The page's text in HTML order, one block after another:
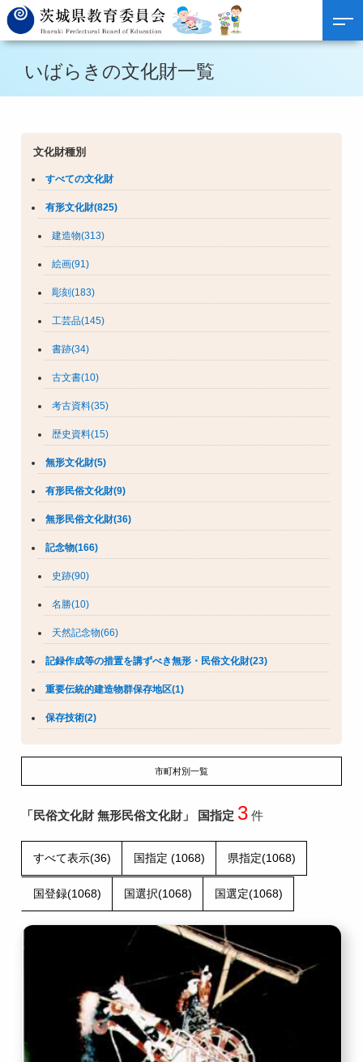
いばらきの文化財一覧
文化財種別
すべての文化財
有形文化財(825)
建造物(313)
絵画(91)
彫刻(183)
工芸品(145)
書跡(34)
古文書(10)
考古資料(35)
歴史資料(15)
無形文化財(5)
有形民俗文化財(9)
無形民俗文化財(36)
記念物(166)
史跡(90)
名勝(10)
天然記念物(66)
記録作成等の措置を講ずべき無形・民俗文化財(23)
重要伝統的建造物群保存地区(1)
保存技術(2)
市町村別一覧
「民俗文化財 無形民俗文化財」 国指定 3 件
すべて表示(36) 国指定 (1068) 県指定(1068)
国登録(1068) 国選択(1068) 国選定(1068)